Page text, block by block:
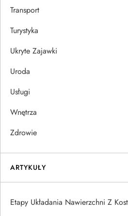
Transport
Turystyka
Ukryte Zajawki
Uroda
Usługi
Wnętrza
Zdrowie
ARTYKUŁY
Etapy Układania Nawierzchni Z